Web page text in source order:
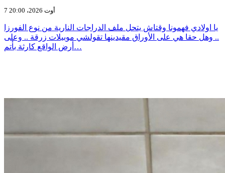
7 أوت 2026، 20:00
يا اولادي فهمونا وقتاش يتحل ملف الدراجات النارية من نوع الفورزا
.. وهل حقا هي على الأوراق مقيدينها تقولشي موبيلات زرقة .. وعلى
أرض الواقع كارثة بأتم…